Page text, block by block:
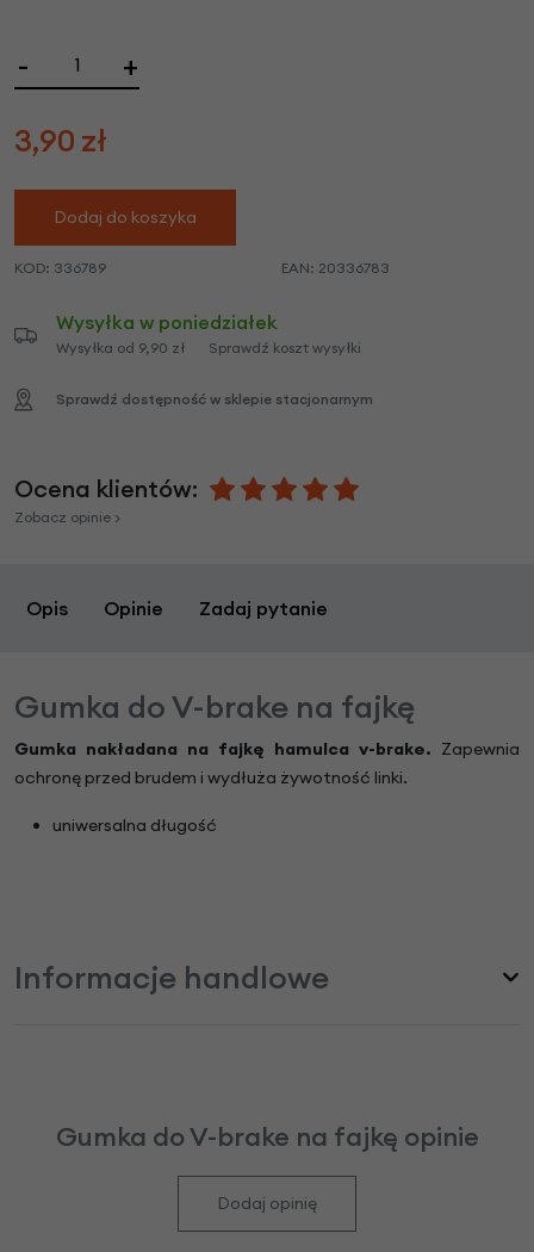
- +
3,90 zł
Dodaj do koszyka
KOD: 336789 EAN: 20336783
Wysyłka w poniedziałek
Wysyłka od 9,90 zł Sprawdź koszt wysyłki
Sprawdź dostępność w sklepie stacjonarnym
Ocena klientów:
Zobacz opinie >
Opis Opinie Zadaj pytanie
Gumka do V-brake na fajkę
Gumka nakładana na fajkę hamulca v-brake. Zapewnia
ochronę przed brudem i wydłuża żywotność linki.
uniwersalna długość
Informacje handlowe
Gumka do V-brake na fajkę opinie
Dodaj opinię